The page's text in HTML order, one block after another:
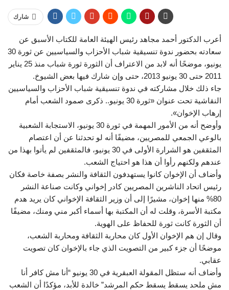
شارك
أعرب الدكتور أحمد مجاهد رئيس الهيئة العامة للكتاب الأسبق عن
سعادته بحضور ندوة تنسيقية شباب الأحزاب والسياسيين عن ثورة 30
يونيو، موضحًا أنه لابد من الاعتراف أن الثورة ثورة شباب منذ 25 يناير
2011 حتى 30 يونيو 2013، حتى وإن شارك فيها بعض الشيوخ.
جاء ذلك خلال مشاركته في ندوة تنسيقية شباب الأحزاب والسياسيين
النقاشية تحت عنوان «ثورة 30 يونيو.. ذكرى صمود الشعب أمام
إرهاب الإخوان».
وأوضح أنه من الأمور المهمة في ثورة 30 يونيو، الاستجابة الشعبية
بالوعي الجمعي للمصريين، مضيفًا أنه لو تحدثنا عن أن اعتصام
المثقفين هو الشرارة الأولى في 30 يونيو، فالمثقفين لم يأتوا بهذا من
عندهم ولكنهم رأوا أن هذا هو احتياج الشعب.
وأضاف أن الإخوان كانوا يستهدفون الثقافة والنشر بصفة خاصة فكان
رئيس اتحاد الناشرين المصريين كادر إخواني وكانت صناعة النشر
80% منها إخوان، مشيرًا إلى أن وزير الثقافة الإخواني كان يريد هدم
مكتبة الأسرة، وقلت له أن المكتبة بها أسماء أكبر مني ومنك، مضيفًا
أن الثورة كانت ثورة للحفاظ على الهوية.
وقال إن هم الإخوان الأول كان محاربة الثقافة ومحاربة الشعب،
موضحًا أن جزء كبير من التصويت الذي جاء بالإخوان كان تصويت
عقابي.
وأضاف أنه ستظل المقولة العبقرية في 30 يونيو “أنا مش كافر أنا
مش ملحد يسقط يسقط حكم المرشد” خالدة للأبد، مؤكدًا أن الشعب